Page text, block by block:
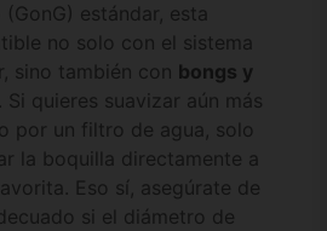
estándar, esta
no solo con el sistema
sino también con bongs y
. Si quieres suavizar aún más
por un filtro de agua, solo
la boquilla directamente a
Eso sí, asegúrate de
si el diámetro de